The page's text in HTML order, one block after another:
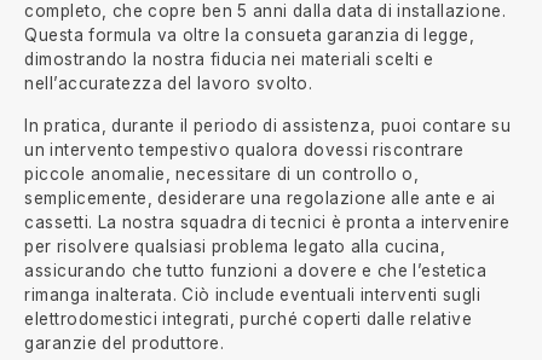
completo, che copre ben 5 anni dalla data di installazione.
Questa formula va oltre la consueta garanzia di legge,
dimostrando la nostra fiducia nei materiali scelti e
nell’accuratezza del lavoro svolto.
In pratica, durante il periodo di assistenza, puoi contare su
un intervento tempestivo qualora dovessi riscontrare
piccole anomalie, necessitare di un controllo o,
semplicemente, desiderare una regolazione alle ante e ai
cassetti. La nostra squadra di tecnici è pronta a intervenire
per risolvere qualsiasi problema legato alla cucina,
assicurando che tutto funzioni a dovere e che l’estetica
rimanga inalterata. Ciò include eventuali interventi sugli
elettrodomestici integrati, purché coperti dalle relative
garanzie del produttore.